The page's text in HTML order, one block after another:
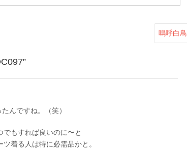
嗚呼白鳥
”
んですね。（笑）
でもすれば良いのに〜と
着る人は特に必需品かと。